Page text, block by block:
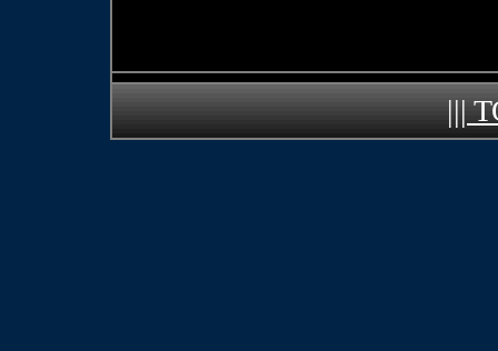
|||